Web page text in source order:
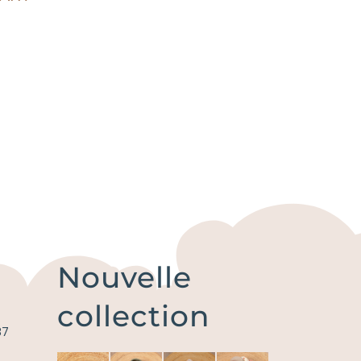
Nouvelle
collection